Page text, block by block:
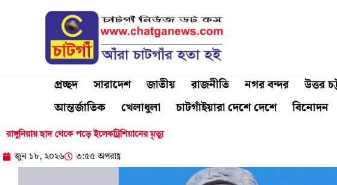
প্রচ্ছদ সারাদেশ জাতীয় রাজনীতি নগর বন্দর উত্তর
আন্তর্জাতিক
খেলাধুলা চাটগাঁইয়ারা দেশে দেশে বিনোদন
রাঙ্গুনিয়ায় ছাদ থেকে পড়ে ইলেকট্রিশিয়ানের মৃত্যু
জুন ১৮, ২০২৬ ৩:৫৫ অপরাহ্ণ